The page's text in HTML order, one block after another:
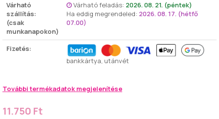
Várható
szállítás:
(csak
munkanapokon)
Várható feladás: 2026. 08. 21. (péntek)
Ha eddig megrendeled: 2026. 08. 17. (hétfő
07.00)
Fizetés:
bankkártya, utánvét
További termékadatok megjelenítése
11.750 Ft